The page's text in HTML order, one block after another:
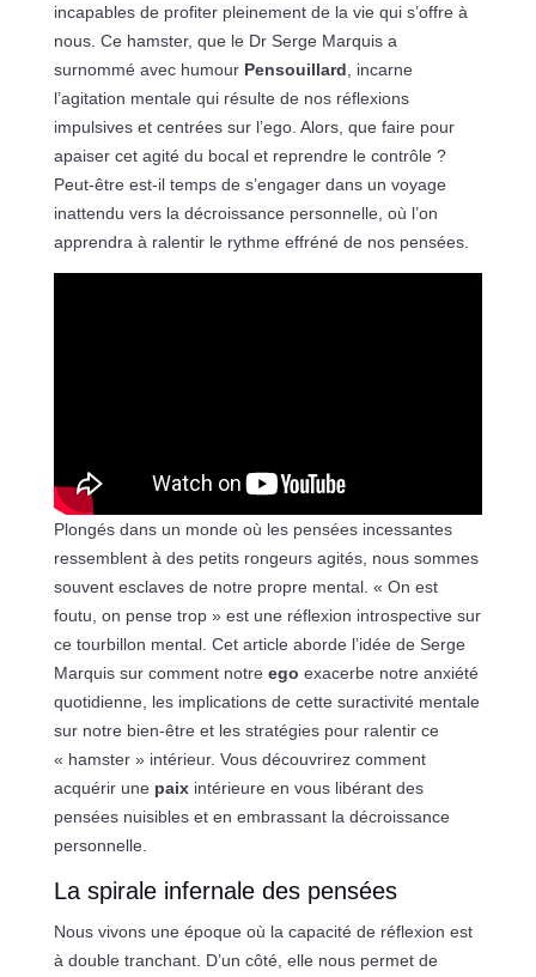
incapables de profiter pleinement de la vie qui s’offre à
nous. Ce hamster, que le Dr Serge Marquis a
surnommé avec humour Pensouillard , incarne
l’agitation mentale qui résulte de nos réflexions
impulsives et centrées sur l’ego. Alors, que faire pour
apaiser cet agité du bocal et reprendre le contrôle ?
Peut-être est-il temps de s’engager dans un voyage
inattendu vers la décroissance personnelle, où l’on
apprendra à ralentir le rythme effréné de nos pensées.
Plongés dans un monde où les pensées incessantes
ressemblent à des petits rongeurs agités, nous sommes
souvent esclaves de notre propre mental. « On est
foutu, on pense trop » est une réflexion introspective sur
ce tourbillon mental. Cet article aborde l’idée de Serge
Marquis sur comment notre ego exacerbe notre anxiété
quotidienne, les implications de cette suractivité mentale
sur notre bien-être et les stratégies pour ralentir ce
« hamster » intérieur. Vous découvrirez comment
acquérir une paixintérieure en vous libérant des
pensées nuisibles et en embrassant la décroissance
personnelle.
La spirale infernale des pensées
Nous vivons une époque où la capacité de réflexion est
à double tranchant. D’un côté, elle nous permet de